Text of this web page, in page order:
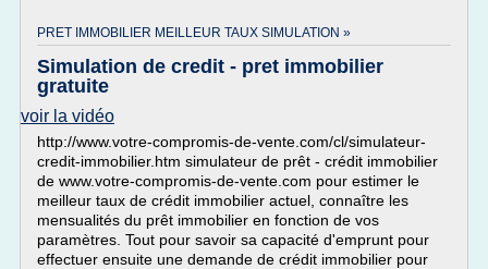
PRET IMMOBILIER MEILLEUR TAUX SIMULATION »
Simulation de credit - pret immobilier
gratuite
voir la vidéo
http://www.votre-compromis-de-vente.com/cl/simulateur-
credit-immobilier.htm simulateur de prêt - crédit immobilier
de www.votre-compromis-de-vente.com pour estimer le
meilleur taux de crédit immobilier actuel, connaître les
mensualités du prêt immobilier en fonction de vos
paramètres. Tout pour savoir sa capacité d'emprunt pour
effectuer ensuite une demande de crédit immobilier pour